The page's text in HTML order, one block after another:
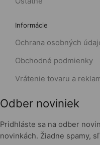
Informácie
Ochrana osobných
Obchodné podmienky
Vrátenie tovaru a
Odber noviniek
Pridhláste sa na odber
novinkách. Žiadne spamy,